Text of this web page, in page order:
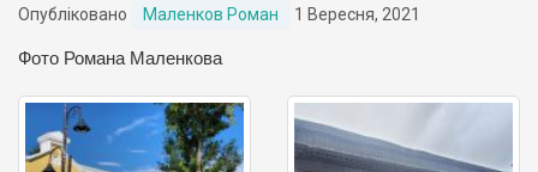
Опубліковано Маленков Роман 1 Вересня, 2021
Фото Романа Маленкова